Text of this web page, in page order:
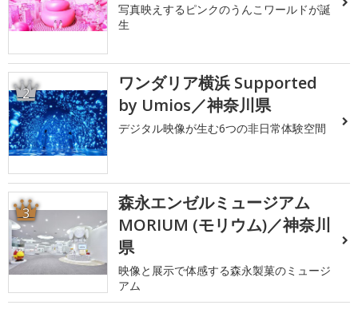
写真映えするピンクのうんこワールドが誕
生
2
ワンダリア横浜 Supported
by Umios／神奈川県
デジタル映像が生む6つの非日常体験空間
3
森永エンゼルミュージアム
MORIUM (モリウム)／神奈川
県
映像と展示で体感する森永製菓のミュージ
アム